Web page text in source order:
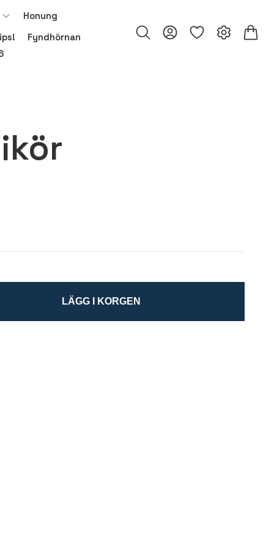
Honung
Fyndhörnan
LÄGG I KORGEN